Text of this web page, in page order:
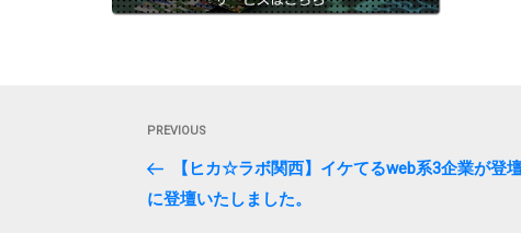
Previous
Post
PREVIOUS
【ヒカ☆ラボ関西】イケてるweb系3企業が登
に登壇いたしました。